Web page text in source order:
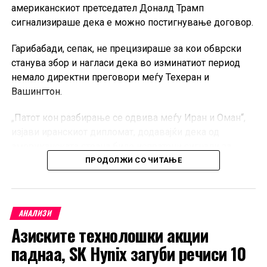
американскиот претседател Доналд Трамп
сигнализираше дека е можно постигнување договор.
Гарибабади, сепак, не прецизираше за кои обврски
станува збор и нагласи дека во изминатиот период
немало директни преговори меѓу Техеран и
Вашингтон.
„Патот кон разбирање се одвива меѓу Иран и Оман“,
враќање кон претходните договори.
Иран и Оман во меѓувреме се приближуваат кон
комерцијалните бродови низ Ормутскиот Теснец.
Двете земји ги усогласуваат координатите на
пловните рути и подготвуваат заедничко соопштение.
ПРОДОЛЖИ СО ЧИТАЊЕ
АНАЛИЗИ
Азиските технолошки акции
паднаа, SK Hynix загуби речиси 10